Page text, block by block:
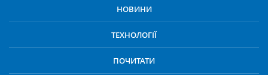
НОВИНИ
ТЕХНОЛОГІЇ
ПОЧИТАТИ